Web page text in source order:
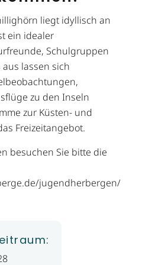
liegt idyllisch an
ein idealer
Schulgruppen
lassen sich
zu den Inseln
zur Küsten- und
Freizeitangebot.
besuchen Sie bitte die
jugendherbergen/